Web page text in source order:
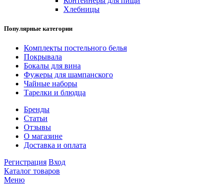
Хлебницы
Популярные категории
Комплекты постельного белья
Покрывала
Бокалы для вина
Фужеры для шампанского
Чайные наборы
Тарелки и блюдца
Бренды
Статьи
Отзывы
О магазине
Доставка и оплата
Регистрация Вход
Каталог товаров
Меню